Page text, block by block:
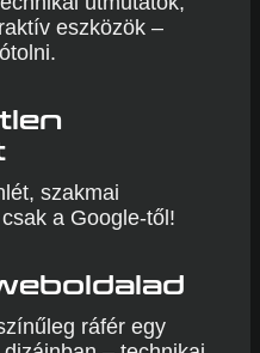
eszközök –
szakmai
a Google-től!
ráfér egy